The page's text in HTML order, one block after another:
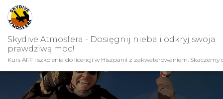
Skydive Atmosfera - Dosięgnij nieba i odkryj swoja
prawdziwą moc!
Kurs AFF i szkolenia do licencji w Hiszpanii z zakwaterowaniem. Skaczemy